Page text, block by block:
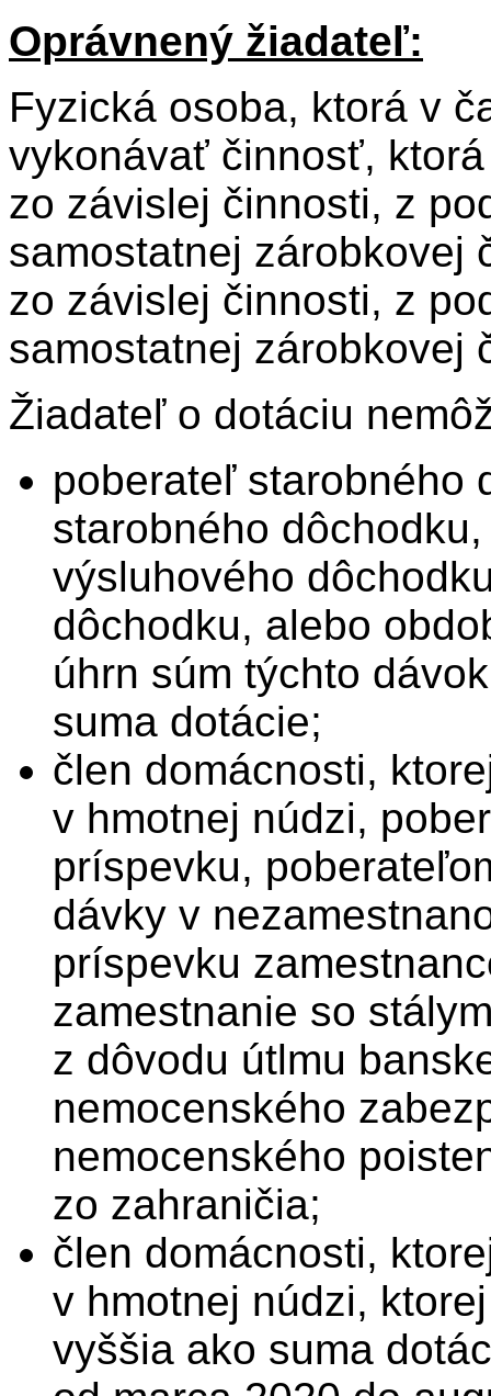
Oprávnený žiadateľ:
Fyzická osoba, ktorá v
vykonávať činnosť,
zo závislej činnosti, z
samostatnej zárobkovej
zo závislej činnosti, z
samostatnej zárobkovej
Žiadateľ o dotáciu
poberateľ starobného
starobného
výsluhového
dôchodku, alebo
úhrn súm týchto
suma dotácie;
člen domácnosti,
v hmotnej núdzi,
príspevku,
dávky v
príspevku
zamestnanie so
z dôvodu útlmu
nemocenského
nemocenského
zo zahraničia;
člen domácnosti,
v hmotnej núdzi,
vyššia ako suma